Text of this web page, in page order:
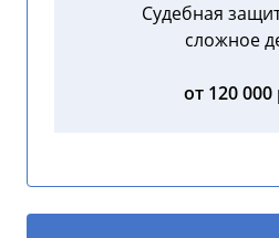
Судебная
сложное
от 120 000